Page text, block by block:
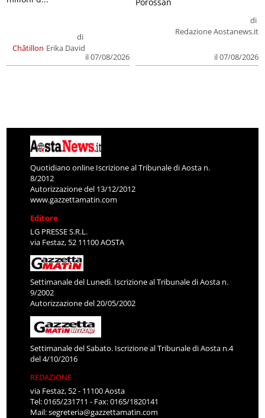
Châtillon
di
Erika David
il 07/08/2026
di
Redazione Aostanews.it
il 07/08/2026
Quotidiano online Iscrizione al Tribunale di Aosta n.
8/2012
Autorizzazione del 13/12/2012
www.gazzettamatin.com
Editore
LG PRESSE S.R.L.
via Festaz, 52 11100 AOSTA
Settimanale del Lunedì. Iscrizione al Tribunale di Aosta n.
9/2002
Autorizzazione del 20/05/2002
Settimanale del Sabato. Iscrizione al Tribunale di Aosta n.4
del 4/10/2016
REDAZIONE
via Festaz, 52 - 11100 Aosta
Tel: 0165/231711 - Fax: 0165/1820141
Mail:segreteria@gazzettamatin.com